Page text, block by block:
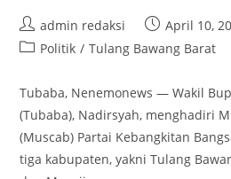
Post
author:
admin redaksi
Post
published:
April 10,
PostPolitik / Tulang Bawang Barat
Tubaba, Nenemonews — Wakil
(Tubaba), Nadirsyah, menghadiri
(Muscab) Partai Kebangkitan
tiga kabupaten, yakni Tulang